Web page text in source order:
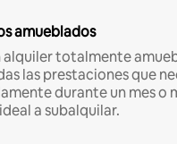
amueblados
alquiler totalmente
las prestaciones que
durante un mes o
a subalquilar.